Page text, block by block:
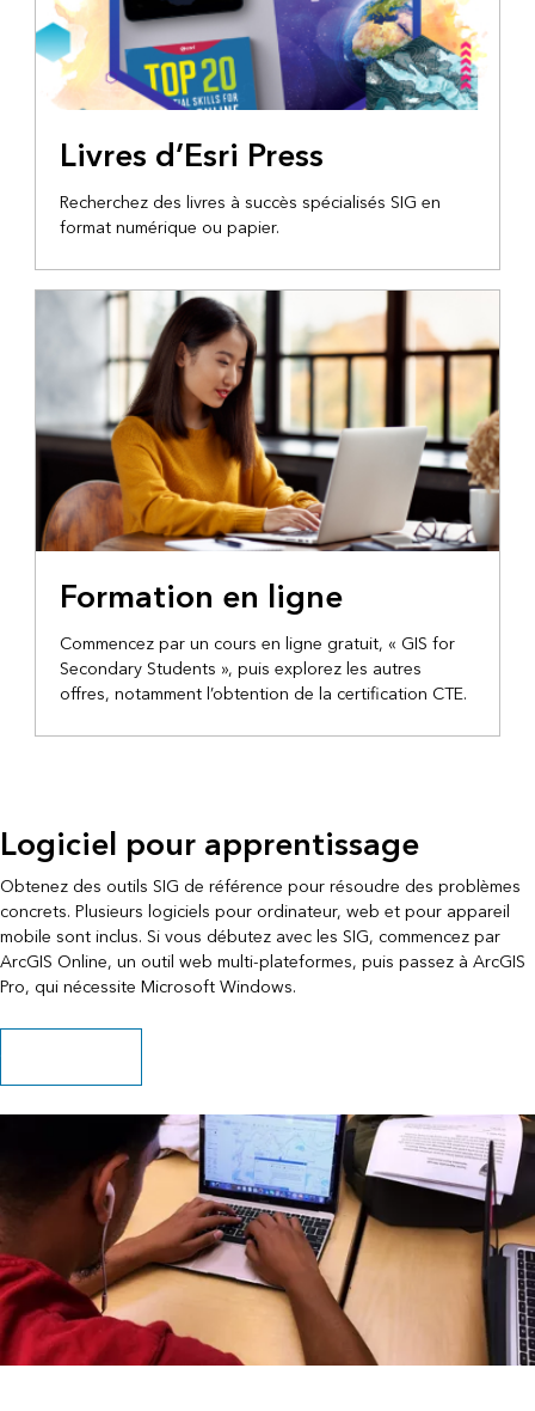
Livres d’Esri Press
Recherchez des livres à succès spécialisés SIG en
format numérique ou papier.
Formation en ligne
Commencez par un cours en ligne gratuit, « GIS for
Secondary Students », puis explorez les autres
offres, notamment l’obtention de la certification CTE.
Logiciel pour apprentissage
Obtenez des outils SIG de référence pour résoudre des problèmes
concrets. Plusieurs logiciels pour ordinateur, web et pour appareil
mobile sont inclus. Si vous débutez avec les SIG, commencez par
ArcGIS Online, un outil web multi-plateformes, puis passez à ArcGIS
Pro, qui nécessite Microsoft Windows.